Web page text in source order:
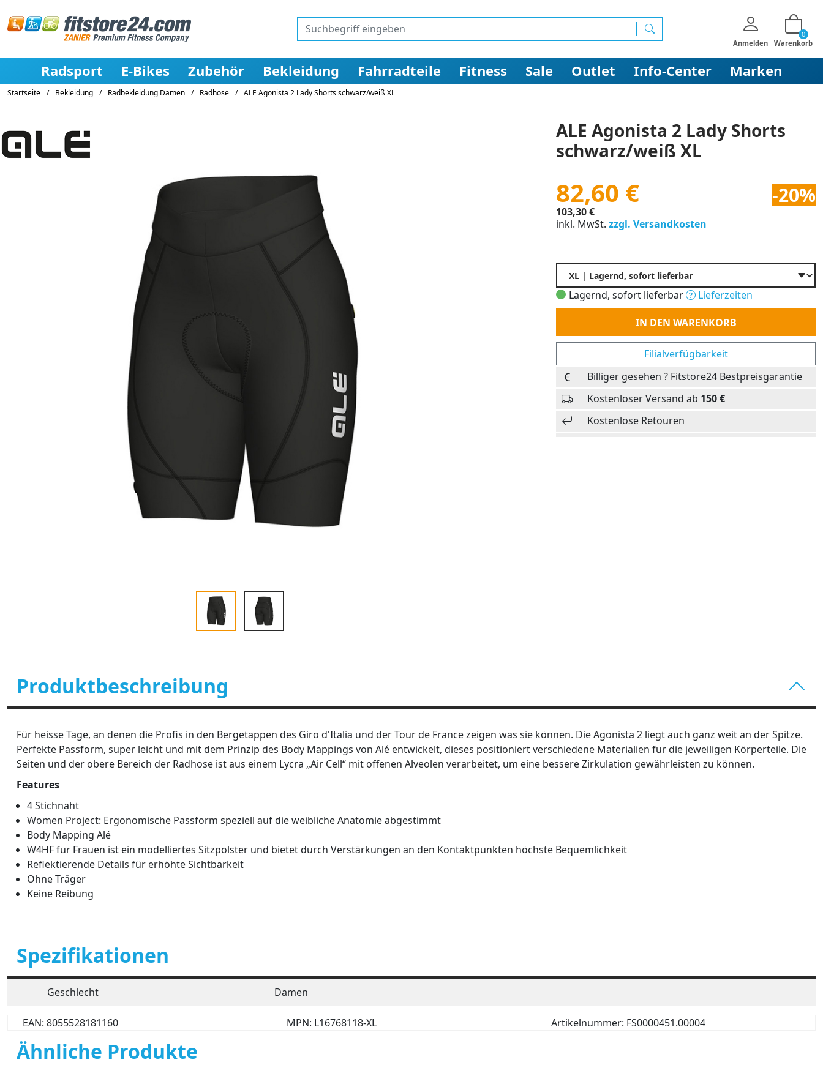
Suchen Anmelden Warenkorb
0
Radsport E-Bikes Zubehör Bekleidung Fahrradteile Fitness Sale Outlet Info-Center Marken
Startseite / Bekleidung / Radbekleidung Damen / Radhose / ALE Agonista 2 Lady Shorts schwarz/weiß XL
ALE Agonista 2 Lady Shorts
schwarz/weiß XL
82,60 € -20%
103,30 €
inkl. MwSt. zzgl. Versandkosten
Lagernd, sofort lieferbar
Lieferzeiten
Anzahl
IN DEN WARENKORB
Filialverfügbarkeit
Billiger gesehen ? Fitstore24 Bestpreisgarantie
Kostenloser Versand ab 150 €
Kostenlose Retouren
Produktbeschreibung
Für heisse Tage, an denen die Profis in den Bergetappen des Giro d'Italia und der Tour de France zeigen was sie können. Die Agonista 2 liegt auch ganz weit an der Spitze.
Perfekte Passform, super leicht und mit dem Prinzip des Body Mappings von Alé entwickelt, dieses positioniert verschiedene Materialien für die jeweiligen Körperteile. Die
Seiten und der obere Bereich der Radhose ist aus einem Lycra „Air Cell“ mit offenen Alveolen verarbeitet, um eine bessere Zirkulation gewährleisten zu können.
Features
4 Stichnaht
Women Project: Ergonomische Passform speziell auf die weibliche Anatomie abgestimmt
Body Mapping Alé
W4HF für Frauen ist ein modelliertes Sitzpolster und bietet durch Verstärkungen an den Kontaktpunkten höchste Bequemlichkeit
Reflektierende Details für erhöhte Sichtbarkeit
Ohne Träger
Keine Reibung
Spezifikationen
Geschlecht Damen
EAN: 8055528181160 MPN: L16768118-XL Artikelnummer: FS0000451.00004
Ähnliche Produkte